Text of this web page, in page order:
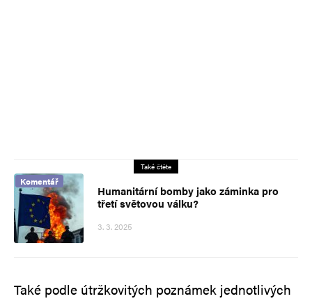
Také čtěte
Komentář
Humanitární bomby jako záminka pro
třetí světovou válku?
3. 3. 2025
Také podle útržkovitých poznámek jednotlivých